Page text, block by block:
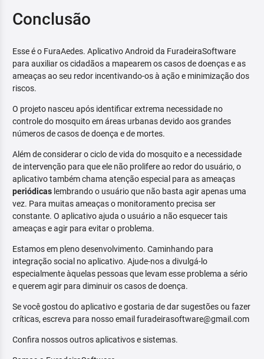
Conclusão
Esse é o FuraAedes. Aplicativo Android da FuradeiraSoftware
para auxiliar os cidadãos a mapearem os casos de doenças e as
ameaças ao seu redor incentivando-os à ação e minimização dos
riscos.
O projeto nasceu após identificar extrema necessidade no
controle do mosquito em áreas urbanas devido aos grandes
números de casos de doença e de mortes.
Além de considerar o ciclo de vida do mosquito e a necessidade
de intervenção para que ele não prolifere ao redor do usuário, o
aplicativo também chama atenção especial para as ameaças
periódicas lembrando o usuário que não basta agir apenas uma
vez. Para muitas ameaças o monitoramento precisa ser
constante. O aplicativo ajuda o usuário a não esquecer tais
ameaças e agir para evitar o problema.
Estamos em pleno desenvolvimento. Caminhando para
integração social no aplicativo. Ajude-nos a divulgá-lo
especialmente àquelas pessoas que levam esse problema a sério
e querem agir para diminuir os casos de doença.
Se você gostou do aplicativo e gostaria de dar sugestões ou fazer
críticas, escreva para nosso email furadeirasoftware@gmail.com
Confira nossos outros aplicativos e sistemas.